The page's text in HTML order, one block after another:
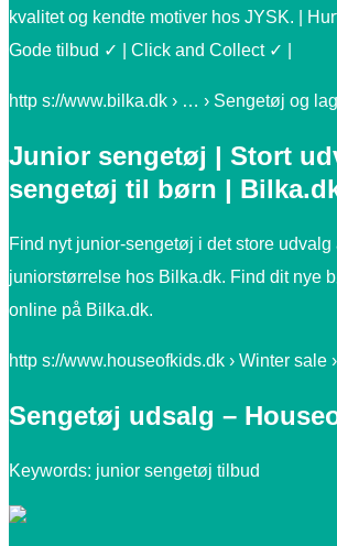
kvalitet og kendte motiver hos JYSK. |
Gode tilbud ✓ | Click and Collect ✓ |
http s://www.bilka.dk › … › Sengetøj og
Junior sengetøj | Stort
sengetøj til børn |
Find nyt junior-sengetøj i det store udvalg
juniorstørrelse hos Bilka.dk. Find dit nye
online på Bilka.dk.
http s://www.houseofkids.dk › Winter sale
Sengetøj udsalg –
Keywords: junior sengetøj tilbud